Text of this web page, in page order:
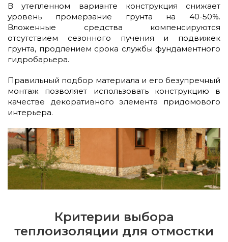
В утепленном варианте конструкция снижает
уровень промерзание грунта на 40-50%.
Вложенные средства компенсируются
отсутствием сезонного пучения и подвижек
грунта, продлением срока службы фундаментного
гидробарьера.
Правильный подбор материала и его безупречный
монтаж позволяет использовать конструкцию в
качестве декоративного элемента придомового
интерьера.
Критерии выбора
теплоизоляции для отмостки